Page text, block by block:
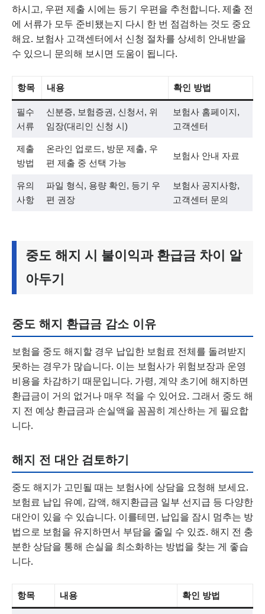
하시고, 우편 제출 시에는 등기 우편을 추천합니다. 제출 전
에 서류가 모두 준비됐는지 다시 한 번 점검하는 것도 중요
해요. 보험사 고객센터에서 신청 절차를 상세히 안내받을
수 있으니 문의해 보시면 도움이 됩니다.
항목 내용 확인 방법
필수
서류
신분증, 보험증권, 신청서, 위
임장(대리인 신청 시)
보험사 홈페이지,
고객센터
제출
방법
온라인 업로드, 방문 제출, 우
편 제출 중 선택 가능
보험사 안내 자료
유의
사항
파일 형식, 용량 확인, 등기 우
편 권장
보험사 공지사항,
고객센터 문의
중도 해지 시 불이익과 환급금 차이 알
아두기
중도 해지 환급금 감소 이유
보험을 중도 해지할 경우 납입한 보험료 전체를 돌려받지
못하는 경우가 많습니다. 이는 보험사가 위험보장과 운영
비용을 차감하기 때문입니다. 가령, 계약 초기에 해지하면
환급금이 거의 없거나 매우 적을 수 있어요. 그래서 중도 해
지 전 예상 환급금과 손실액을 꼼꼼히 계산하는 게 필요합
니다.
해지 전 대안 검토하기
중도 해지가 고민될 때는 보험사에 상담을 요청해 보세요.
보험료 납입 유예, 감액, 해지환급금 일부 선지급 등 다양한
대안이 있을 수 있습니다. 이를테면, 납입을 잠시 멈추는 방
법으로 보험을 유지하면서 부담을 줄일 수 있죠. 해지 전 충
분한 상담을 통해 손실을 최소화하는 방법을 찾는 게 좋습
니다.
항목 내용 확인 방법